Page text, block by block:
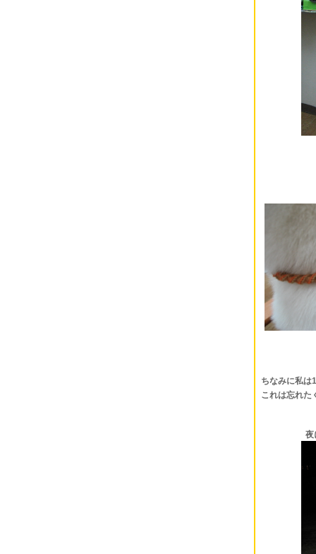
ちなみに私は
これは忘れた
夜